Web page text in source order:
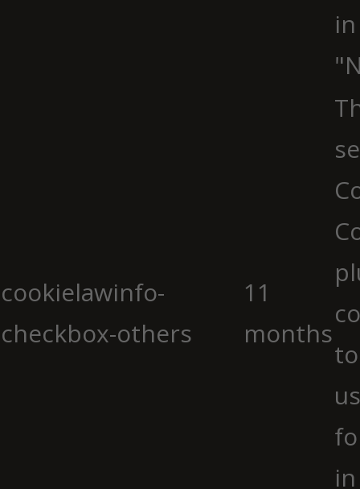
cookielawinfo-
checkbox-others
11
months